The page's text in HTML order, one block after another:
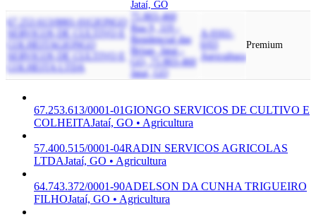
Jataí, GO
67.253.613/0001-01GIONGO
COLHEITAGIONGO
SERVICOS DE CULTIVO E
COLHEITA LTDA
75.803-460
Rua 9, 119 -
Residencial das
Brisas, Jatai -
GO, 75.803-460
Jataí, GO
A-0161-
Agricultura
Premium
67.253.613/0001-01GIONGO SERVICOS DE CULTIVO E
COLHEITAJataí, GO • Agricultura
57.400.515/0001-04RADIN SERVICOS AGRICOLAS
LTDAJataí, GO • Agricultura
64.743.372/0001-90ADELSON DA CUNHA TRIGUEIRO
FILHOJataí, GO • Agricultura